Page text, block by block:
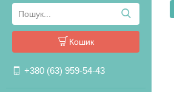
Кошик
+380 (63) 959-54-43